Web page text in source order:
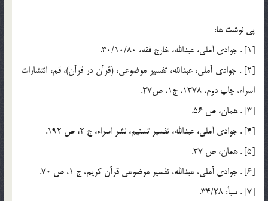
پي نوشت ها:
[1] . جوادي آملي، عبدالله، خارج فقه، 30/10/80.
[2] . جوادي آملي، عبدالله، تفسير موضوعي، (قرآن در قرآن)، قم، انتشارات
اسراء، چاپ دوم، 1378، ج1، ص27.
[3] . همان، ص 56.
[4] . جوادي آملي، عبدالله، تفسير تسنيم، نشر اسراء، ج 2، ص 192.
[5] . همان، ص 37.
[6] . جوادي آملي، عبدالله، تفسير موضوعي قرآن كريم، ج 1، ص 70.
[7] . سبأ: 34/28.